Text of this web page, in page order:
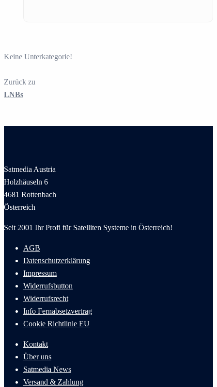
Keine Unterkategorie!
Zurück zu
LNBs
Satmedia Austria
Holzhäuseln 6
4681 Rottenbach
Österreich
Seit 2001 Ihr Profi für Satelliten Systeme in Österreich!
AGB
Datenschutzerklärung
Impressum
Widerrufsbutton
Widerrufsrecht
Info Fernabsetzvertrag
Cookie Richtlinie EU
Kontakt
Über uns
Satmedia News
Versand & Zahlung